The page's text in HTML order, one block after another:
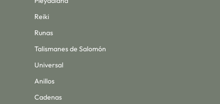
Reiki
Runas
Talismanes de Salomón
Universal
Anillos
Cadenas